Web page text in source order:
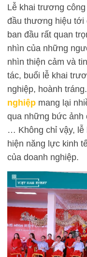
Lễ khai trương
đầu thương hiệu tới
ban đầu rất quan
nhìn của những
nhìn thiện cảm và
tác, buổi lễ khai
nghiệp, hoành
nghiệp mang lại
qua những bức ảnh
… Không chỉ vậy, lễ
hiện năng lực kinh
của doanh nghiệp.